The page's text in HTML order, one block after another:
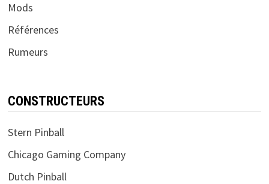
Mods
Références
Rumeurs
CONSTRUCTEURS
Stern Pinball
Chicago Gaming Company
Dutch Pinball